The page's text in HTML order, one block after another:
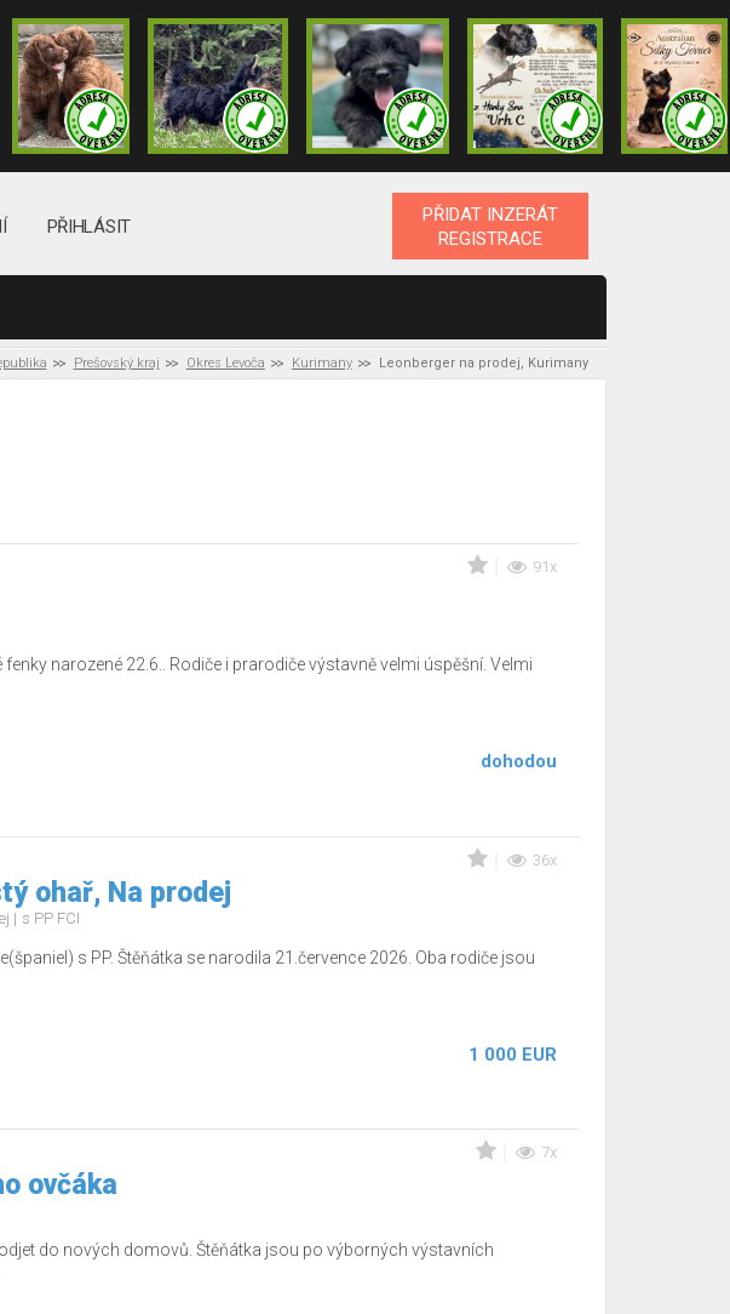
PŘIHLÁSIT
PŘIDAT INZERÁT
REGISTRACE
Prešovský kraj Okres Levoča Kurimany Leonberger na prodej, Kurimany
91x
narozené 22.6.. Rodiče i prarodiče výstavně velmi úspěšní. Velmi
dohodou
36x
ohař, Na prodej
s PP FCI
s PP. Štěňátka se narodila 21.července 2026. Oba rodiče jsou
1 000 EUR
7x
ovčáka
do nových domovů. Štěňátka jsou po výborných výstavních